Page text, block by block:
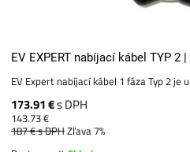
EV EXPERT nabíjací kábel TYP 2
EV Expert nabíjací kábel 1 fáza Typ 2 je
173.91 €s DPH
143.73 €
187 €s DPHZľava 7%